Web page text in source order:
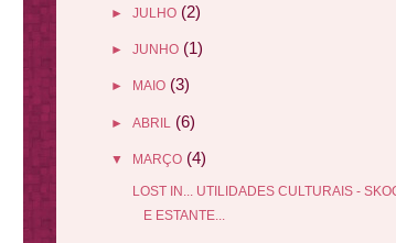
► JULHO (2)
► JUNHO (1)
► MAIO (3)
► ABRIL (6)
▼ MARÇO (4)
LOST IN... UTILIDADES CULTURAIS -
E ESTANTE...